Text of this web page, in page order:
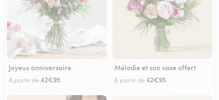
Joyeux anniversaire
À partir de42€95
Mélodie et son vase offert
À partir de42€95